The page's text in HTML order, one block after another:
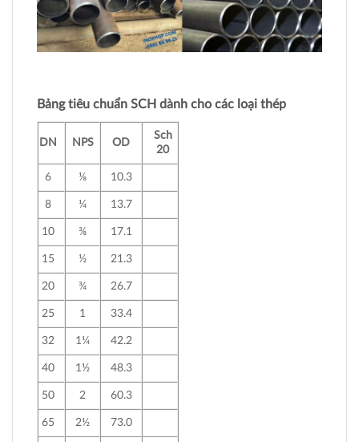
Bảng tiêu chuẩn SCH dành cho các loại thép
DN NPS OD
Sch
20
6 ⅛ 10.3
8 ¼ 13.7
10 ⅜ 17.1
15 ½ 21.3
20 ¾ 26.7
25 1 33.4
32 1¼ 42.2
40 1½ 48.3
50 2 60.3
65 2½ 73.0